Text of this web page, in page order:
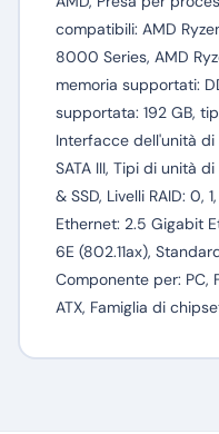
compatibili: AMD
8000 Series, AMD
memoria supportati:
supportata: 192 GB,
Interfacce dell'unità di
SATA III, Tipi di unità
& SSD, Livelli RAID: 0,
Ethernet: 2.5 Gigabit
6E (802.11ax),
Componente per: PC,
ATX, Famiglia di